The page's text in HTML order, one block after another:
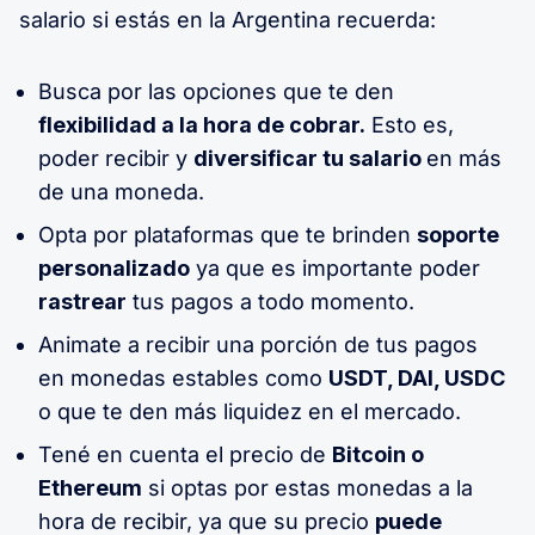
salario si estás en la Argentina recuerda:
Busca por las opciones que te den
flexibilidad a la hora de cobrar. Esto es,
poder recibir y diversificar tu salario en más
de una moneda.
Opta por plataformas que te brinden soporte
personalizado ya que es importante poder
rastrear tus pagos a todo momento.
Animate a recibir una porción de tus pagos
en monedas estables como USDT, DAI, USDC
o que te den más liquidez en el mercado.
Tené en cuenta el precio de Bitcoin o
Ethereum si optas por estas monedas a la
hora de recibir, ya que su precio puede